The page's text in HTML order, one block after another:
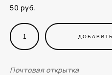
50 pуб.
Почтовая открытка